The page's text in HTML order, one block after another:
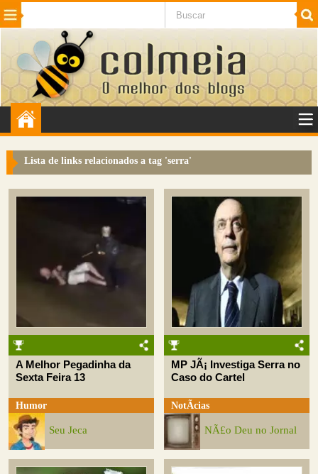
Beleza Cinema e TV
Internet Jogos NotÃ­cias SaÃºde
VeÃ­culos Adulto
Sugerir Link
Lista de links relacionados a tag 'serra'
A Melhor Pegadinha da
Sexta Feira 13
Humor
Seu Jeca
MP JÃ¡ Investiga Serra no
Caso do Cartel
NotÃ­cias
NÃ£o Deu no Jornal